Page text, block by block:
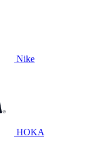
Nike
HOKA